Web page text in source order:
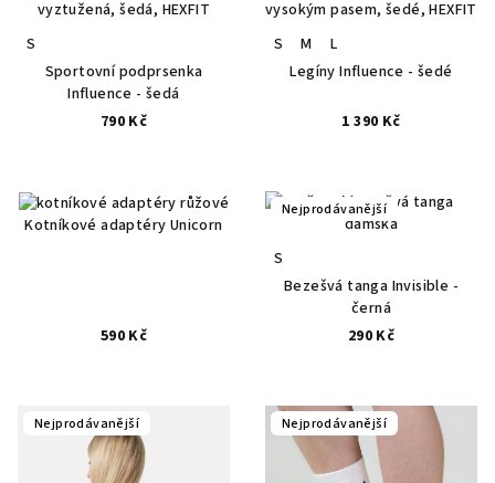
S
Sportovní podprsenka
Influence - šedá
790 Kč
S M
L
Legíny Influence - šedé
1 390 Kč
Kotníkové adaptéry Unicorn
590 Kč
Nejprodávanější
S
Bezešvá tanga Invisible -
černá
290 Kč
Nejprodávanější Nejprodávanější